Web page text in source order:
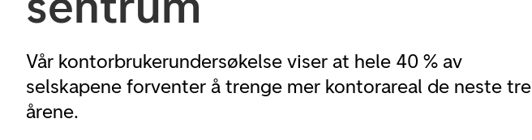
Vår kontorbrukerundersøkelse viser at hele 40 % av
selskapene forventer å trenge mer kontorareal de neste tre
årene.